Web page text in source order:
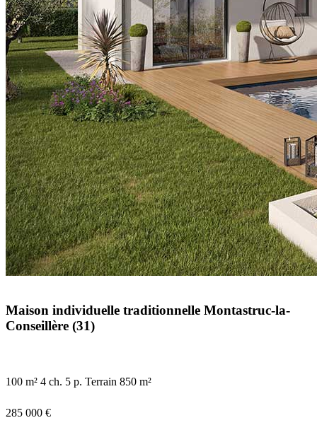
Maison individuelle traditionnelle Montastruc-la-
Conseillère (31)
100 m² 4 ch. 5 p. Terrain 850 m²
285 000 €